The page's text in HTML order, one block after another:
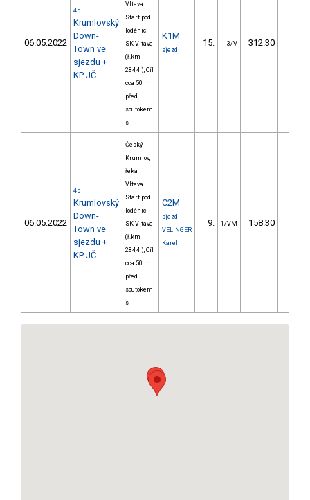
06.05.2022
45
Krumlovský
Down-
Town ve
sjezdu +
KP JČ
Vltava.
Start pod
loděnicí
SK Vltava
(ř.km
284,4 ), Cíl
cca 50 m
před
soutokem
s
K1M
sjezd
15. 3/V 312.30
06.05.2022
45
Krumlovský
Down-
Town ve
sjezdu +
KP JČ
Český
Krumlov,
řeka
Vltava.
Start pod
loděnicí
SK Vltava
(ř.km
284,4 ), Cíl
cca 50 m
před
soutokem
s
C2M
sjezd
VELINGER
Karel
9. 1/VM 158.30